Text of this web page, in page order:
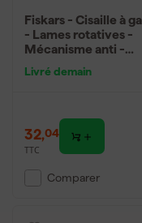
Fiskars - Cisaille à
- Lames rotatives -
Mécanisme anti -
System - 34,4 cm
Livré demain
32,04
TTC
Comparer